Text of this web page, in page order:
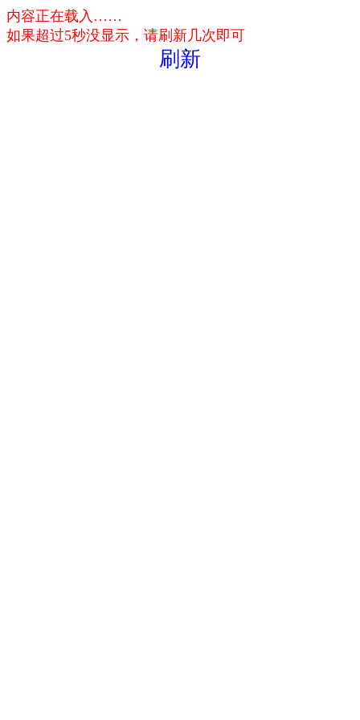
内容正在载入……
如果超过5秒没显示，请刷新几次即可
刷新